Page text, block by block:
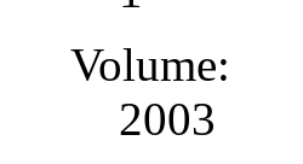
Volume:
2003